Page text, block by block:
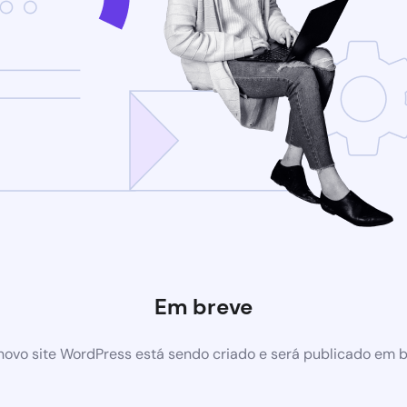
Em breve
site WordPress está sendo criado e será publicado em